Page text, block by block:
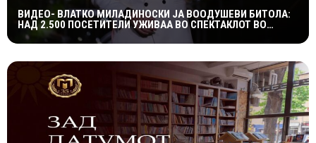
ВИДЕО- ВЛАТКО МИЛАДИНОСКИ ЈА ВООДУШЕВИ БИТОЛА:
НАД 2.500 ПОСЕТИТЕЛИ УЖИВАА ВО СПЕКТАКЛОТ ВО
ХЕРАКЛЕЈА